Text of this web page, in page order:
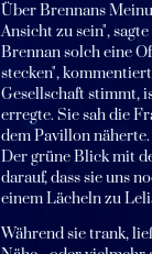
Über Brennans
Ansicht zu sein",
Brennan solch eine
stecken",
Gesellschaft stimmt,
erregte. Sie sah die
dem Pavillon
Der grüne Blick mit
darauf, dass sie uns
einem Lächeln zu
Während sie trank,